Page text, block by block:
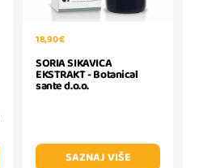
18,90 €
SORIA SIKAVICA
EKSTRAKT - Botanical
sante d.o.o.
SAZNAJ VIŠE